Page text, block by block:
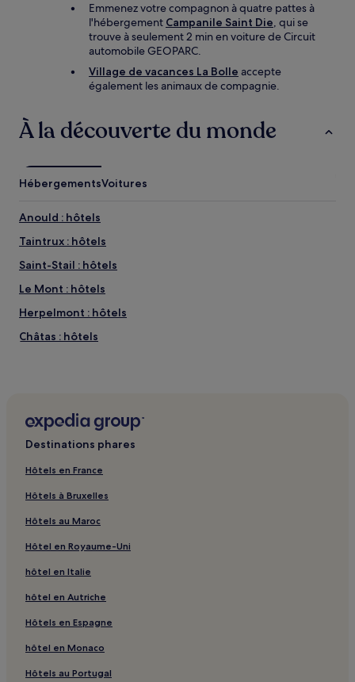
Emmenez votre compagnon à quatre pattes à
l'hébergement Campanile Saint Die, qui se
trouve à seulement 2 min en voiture de Circuit
automobile GEOPARC.
Village de vacances La Bolle accepte
également les animaux de compagnie.
À la découverte du monde
HébergementsVoitures
Anould : hôtels
Taintrux : hôtels
Saint-Stail : hôtels
Le Mont : hôtels
Herpelmont : hôtels
Châtas : hôtels
Autrey : hôtels
Nompatelize : hôtels
Fenneviller : hôtels
Gare de Lesseux-Frapelle : hôtels à proximité
Saint-Benoît-La-Chipotte : hôtels
Aumontzey : hôtels
Hôpital Saint-Charles : hôtels à proximité
Xonrupt-Longemer : hôtels Hôtels avec parking
Xonrupt-Longemer : hôtels Hôtels acceptant les animaux
Destinations phares
Hôtels en France
Hôtels à Bruxelles
Hôtels au Maroc
Hôtel en Royaume-Uni
hôtel en Italie
hôtel en Autriche
Hôtels en Espagne
hôtel en Monaco
Hôtels au Portugal